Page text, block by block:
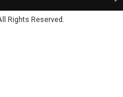
Rights Reserved.